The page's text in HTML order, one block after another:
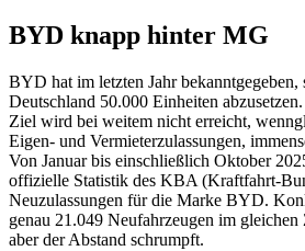
BYD knapp hinter MG
BYD hat im letzten Jahr bekanntgegeben,
Deutschland 50.000 Einheiten
Ziel wird bei weitem nicht erreicht,
Eigen- und Vermieterzulassungen,
Von Januar bis einschließlich Oktober
offizielle Statistik des KBA (Kraftfahrt-
Neuzulassungen für die Marke BYD.
genau 21.049 Neufahrzeugen im
aber der Abstand schrumpft.